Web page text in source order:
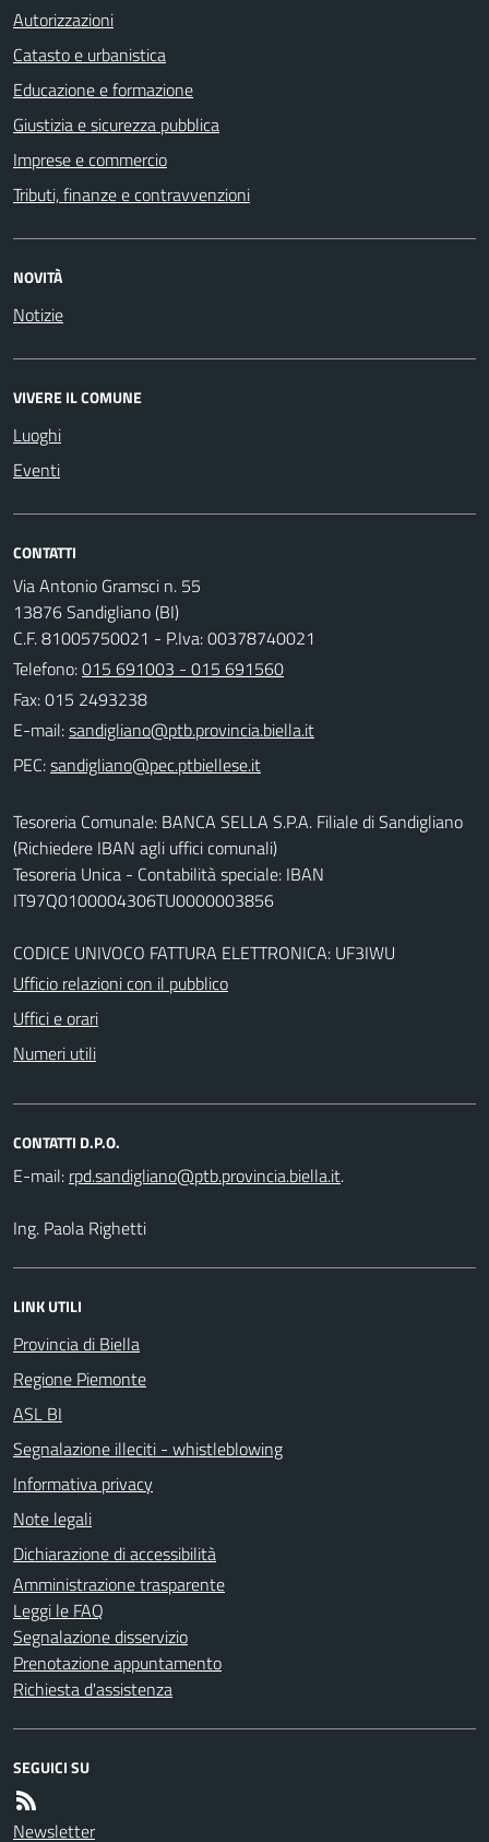
Autorizzazioni
Catasto e urbanistica
Educazione e formazione
Giustizia e sicurezza pubblica
Imprese e commercio
Tributi, finanze e contravvenzioni
NOVITÀ
Notizie
VIVERE IL COMUNE
Luoghi
Eventi
CONTATTI
Via Antonio Gramsci n. 55
13876 Sandigliano (BI)
C.F. 81005750021 - P.Iva: 00378740021
Telefono:015 691003 - 015 691560
Fax: 015 2493238
E-mail:
PEC:
Tesoreria Comunale: BANCA SELLA S.P.A. Filiale di Sandigliano
(Richiedere IBAN agli uffici comunali)
Tesoreria Unica - Contabilità speciale: IBAN
IT97Q0100004306TU0000003856
CODICE UNIVOCO FATTURA ELETTRONICA: UF3IWU
Ufficio relazioni con il pubblico
Uffici e orari
Numeri utili
CONTATTI D.P.O.
E-mail:
.
Ing. Paola Righetti
LINK UTILI
Provincia di Biella
Regione Piemonte
ASL BI
Segnalazione illeciti - whistleblowing
Informativa privacy
Note legali
Dichiarazione di accessibilità
Amministrazione trasparente
Leggi le FAQ
Segnalazione disservizio
Prenotazione appuntamento
Richiesta d'assistenza
SEGUICI SU
Newsletter